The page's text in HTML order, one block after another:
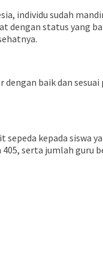
individu sudah
dengan status yang
baik dan
kepada siswa
serta jumlah guru